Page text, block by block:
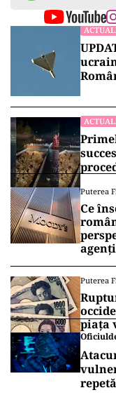
Puterea
Ce
Puterea
piața